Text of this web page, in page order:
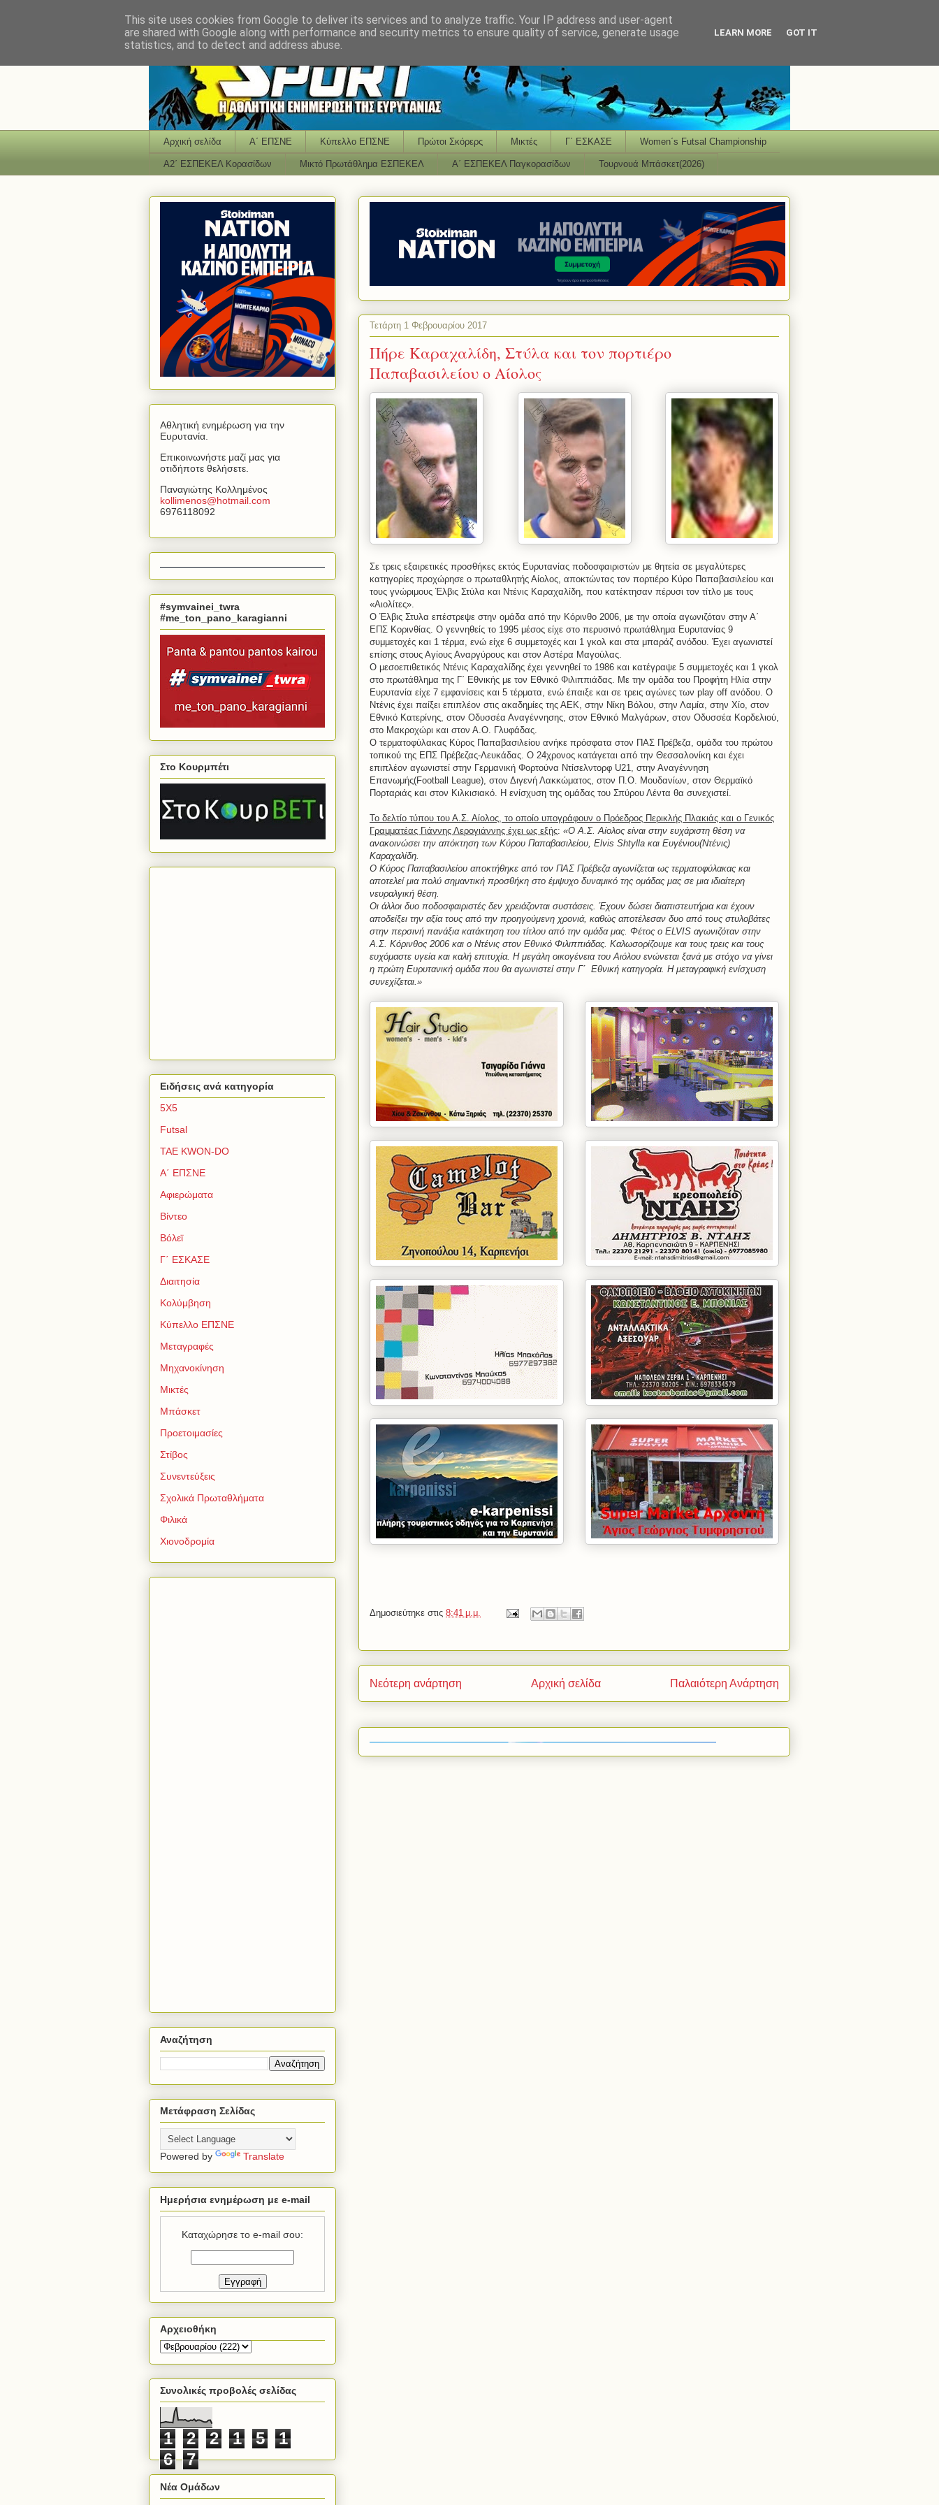
Αρχική σελίδα Α΄ ΕΠΣΝΕ Κύπελλο ΕΠΣΝΕ Πρώτοι Σκόρερς Μικτές Γ΄ ΕΣΚΑΣΕ Women΄s Futsal Championship
Α2΄ ΕΣΠΕΚΕΛ Κορασίδων Μικτό Πρωτάθλημα ΕΣΠΕΚΕΛ Α΄ ΕΣΠΕΚΕΛ Παγκορασίδων Τουρνουά Μπάσκετ(2026)
Τετάρτη 1 Φεβρουαρίου 2017
Πήρε Καραχαλίδη, Στύλα και τον πορτιέρο
Παπαβασιλείου ο Αίολος
Σε τρεις εξαιρετικές προσθήκες εκτός Ευρυτανίας ποδοσφαιριστών με θητεία σε μεγαλύτερες
κατηγορίες προχώρησε ο πρωταθλητής Αίολος, αποκτώντας τον πορτιέρο Κύρο Παπαβασιλείου και
τους γνώριμους Έλβις Στύλα και Ντένις Καραχαλίδη, που κατέκτησαν πέρυσι τον τίτλο με τους
«Αιολίτες».
Ο Έλβις Στυλα επέστρεψε στην ομάδα από την Κόρινθο 2006, με την οποία αγωνιζόταν στην Α΄
ΕΠΣ Κορινθίας. Ο γεννηθείς το 1995 μέσος είχε στο περυσινό πρωτάθλημα Ευρυτανίας 9
συμμετοχές και 1 τέρμα, ενώ είχε 6 συμμετοχές και 1 γκολ και στα μπαράζ ανόδου. Έχει αγωνιστεί
επίσης στους Αγίους Αναργύρους και στον Αστέρα Μαγούλας.
Ο μεσοεπιθετικός Ντένις Καραχαλίδης έχει γεννηθεί το 1986 και κατέγραψε 5 συμμετοχές και 1 γκολ
στο πρωτάθλημα της Γ΄ Εθνικής με τον Εθνικό Φιλιππιάδας. Με την ομάδα του Προφήτη Ηλία στην
Ευρυτανία είχε 7 εμφανίσεις και 5 τέρματα, ενώ έπαιξε και σε τρεις αγώνες των play off ανόδου. Ο
Ντένις έχει παίξει επιπλέον στις ακαδημίες της ΑΕΚ, στην Νίκη Βόλου, στην Λαμία, στην Χίο, στον
Εθνικό Κατερίνης, στον Οδυσσέα Αναγέννησης, στον Εθνικό Μαλγάρων, στον Οδυσσέα Κορδελιού,
στο Μακροχώρι και στον Α.Ο. Γλυφάδας.
Ο τερματοφύλακας Κύρος Παπαβασιλείου ανήκε πρόσφατα στον ΠΑΣ Πρέβεζα, ομάδα του πρώτου
τοπικού της ΕΠΣ Πρέβεζας-Λευκάδας. O 24χρονος κατάγεται από την Θεσσαλονίκη και έχει
επιπλέον αγωνιστεί στην Γερμανική Φορτούνα Ντίσελντορφ U21, στην Αναγέννηση
Επανωμής(Football League), στον Διγενή Λακκώματος, στον Π.Ο. Μουδανίων, στον Θερμαϊκό
Πορταριάς και στον Κιλκισιακό. Η ενίσχυση της ομάδας του Σπύρου Λέντα θα συνεχιστεί.
Το δελτίο τύπου του Α.Σ. Αίολος, το οποίο υπογράφουν ο Πρόεδρος Περικλής Πλακιάς και ο Γενικός
Γραμματέας Γιάννης Λερογιάννης έχει ως εξής: «Ο Α.Σ. Αίολος είναι στην ευχάριστη θέση να
ανακοινώσει την απόκτηση των Κύρου Παπαβασιλείου, Elvis Shtylla και Ευγένιου(Ντένις)
Καραχαλίδη.
Ο Κύρος Παπαβασιλείου αποκτήθηκε από τον ΠΑΣ Πρέβεζα αγωνίζεται ως τερματοφύλακας και
αποτελεί μια πολύ σημαντική προσθήκη στο έμψυχο δυναμικό της ομάδας μας σε μια ιδιαίτερη
νευραλγική θέση.
Οι άλλοι δυο ποδοσφαιριστές δεν χρειάζονται συστάσεις. Έχουν δώσει διαπιστευτήρια και έχουν
αποδείξει την αξία τους από την προηγούμενη χρονιά, καθώς αποτέλεσαν δυο από τους στυλοβάτες
στην περσινή πανάξια κατάκτηση του τίτλου από την ομάδα μας. Φέτος ο ELVIS αγωνιζόταν στην
Α.Σ. Κόρινθος 2006 και ο Ντένις στον Εθνικό Φιλιππιάδας. Καλωσορίζουμε και τους τρεις και τους
ευχόμαστε υγεία και καλή επιτυχία. Η μεγάλη οικογένεια του Αιόλου ενώνεται ξανά με στόχο να γίνει
η πρώτη Ευρυτανική ομάδα που θα αγωνιστεί στην Γ΄ Εθνική κατηγορία. Η μεταγραφική ενίσχυση
συνεχίζεται.»
Δημοσιεύτηκε στις 8:41 μ.μ.
Νεότερη ανάρτηση Παλαιότερη Ανάρτηση
Αρχική σελίδα
Αθλητική ενημέρωση για την
Ευρυτανία.
Επικοινωνήστε μαζί μας για
οτιδήποτε θελήσετε.
Παναγιώτης Κολλημένος
kollimenos@hotmail com
6976118092
#symvainei_twra
#me_ton_pano_karagianni
Στο Κουρμπέτι
Ειδήσεις ανά κατηγορία
5Χ5
Futsal
TAE KWON-DO
Α΄ ΕΠΣΝΕ
Αφιερώματα
Βίντεο
Βόλεϊ
Γ΄ ΕΣΚΑΣΕ
Διαιτησία
Κολύμβηση
Κύπελλο ΕΠΣΝΕ
Μεταγραφές
Μηχανοκίνηση
Μικτές
Μπάσκετ
Προετοιμασίες
Στίβος
Συνεντεύξεις
Σχολικά Πρωταθλήματα
Φιλικά
Χιονοδρομία
Αναζήτηση
Μετάφραση Σελίδας
Powered by Translate
Ημερήσια ενημέρωση με e-mail
Καταχώρησε το e-mail σου:
Αρχειοθήκη
Συνολικές προβολές σελίδας
1 2 2 1 5
1
6
7
Νέα Ομάδων
This site uses cookies from Google to deliver its services and to analyze traffic. Your IP address and user-agent
are shared with Google along with performance and security metrics to ensure quality of service, generate usage
statistics, and to detect and address abuse.
LEARN MORE GOT IT